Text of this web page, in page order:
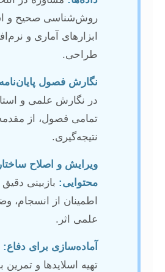
روش‌شناسی صحیح و
ابزارهای آماری و
طراحی.
نگارش فصول
در نگارش علمی و
تمامی فصول، از
نتیجه‌گیری.
ویرایش و اصلاح
محتوایی: بازبینی
اطمینان از
علمی اثر.
آماده‌سازی برای دفاع:
تهیه اسلایدها و تمرین